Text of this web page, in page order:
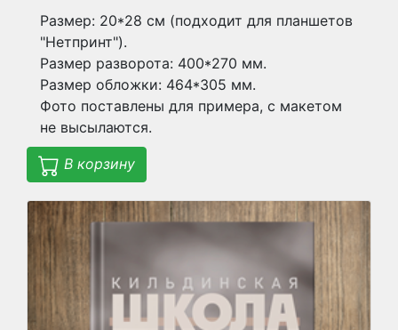
Размер: 20*28 см (подходит для планшетов
"Нетпринт").
Размер разворота: 400*270 мм.
Размер обложки: 464*305 мм.
Фото поставлены для примера, с макетом
не высылаются.
В корзину